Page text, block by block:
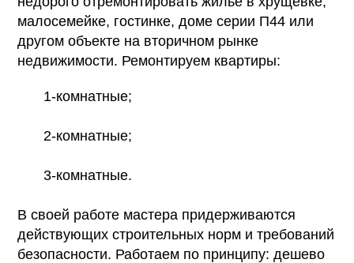
малосемейке, гостинке, доме серии П44 или
другом объекте на вторичном рынке
недвижимости. Ремонтируем квартиры:
1-комнатные;
2-комнатные;
3-комнатные.
В своей работе мастера придерживаются
действующих строительных норм и требований
безопасности. Работаем по принципу: дешево